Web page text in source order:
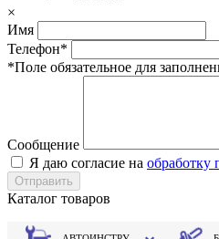
×
Имя
Телефон*
*Поле обязательное для
Сообщение
Я даю согласие на обработку
Каталог товаров